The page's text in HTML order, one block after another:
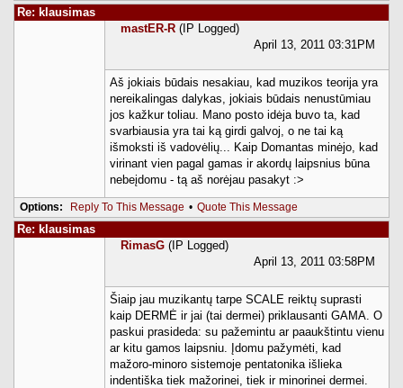
Re: klausimas
mastER-R (IP Logged)
April 13, 2011 03:31PM
Aš jokiais būdais nesakiau, kad muzikos teorija yra
nereikalingas dalykas, jokiais būdais nenustūmiau
jos kažkur toliau. Mano posto idėja buvo ta, kad
svarbiausia yra tai ką girdi galvoj, o ne tai ką
išmoksti iš vadovėlių... Kaip Domantas minėjo, kad
virinant vien pagal gamas ir akordų laipsnius būna
nebeįdomu - tą aš norėjau pasakyt :>
Options: Reply To This Message • Quote This Message
Re: klausimas
RimasG (IP Logged)
April 13, 2011 03:58PM
Šiaip jau muzikantų tarpe SCALE reiktų suprasti
kaip DERMĖ ir jai (tai dermei) priklausanti GAMA. O
paskui prasideda: su pažemintu ar paaukštintu vienu
ar kitu gamos laipsniu. Įdomu pažymėti, kad
mažoro-minoro sistemoje pentatonika išlieka
indentiška tiek mažorinei, tiek ir minorinei dermei.